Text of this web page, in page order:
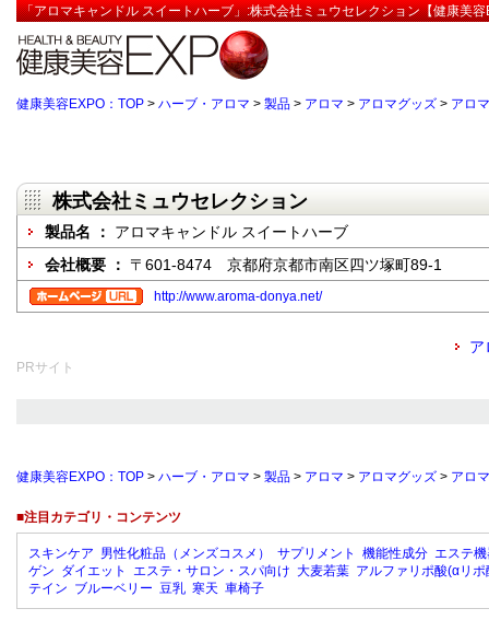
「アロマキャンドル スイートハーブ」:株式会社ミュウセレクション【健康美容
健康美容EXPO：TOP > ハーブ・アロマ > 製品 > アロマ > アロマグッズ > アロ
株式会社ミュウセレクション
製品名 ： アロマキャンドル スイートハーブ
会社概要 ： 〒601-8474 京都府京都市南区四ツ塚町89-1
http://www.aroma-donya.net/
ア
PRサイト
健康美容EXPO：TOP > ハーブ・アロマ > 製品 > アロマ > アロマグッズ > アロ
■注目カテゴリ・コンテンツ
スキンケア 男性化粧品（メンズコスメ） サプリメント 機能性成分 エステ
ゲン ダイエット エステ・サロン・スパ向け 大麦若葉 アルファリポ酸(αリポ
テイン ブルーベリー 豆乳 寒天 車椅子